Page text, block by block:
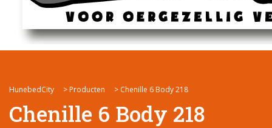
HunebedCity > Producten > Chenille 6 Body 218
Chenille 6 Body 218